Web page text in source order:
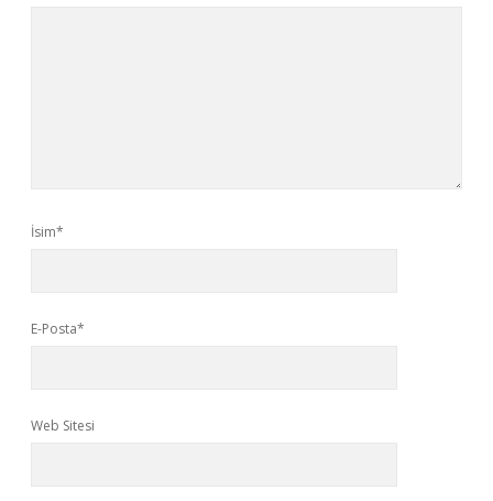
İsim*
E-Posta*
Web Sitesi